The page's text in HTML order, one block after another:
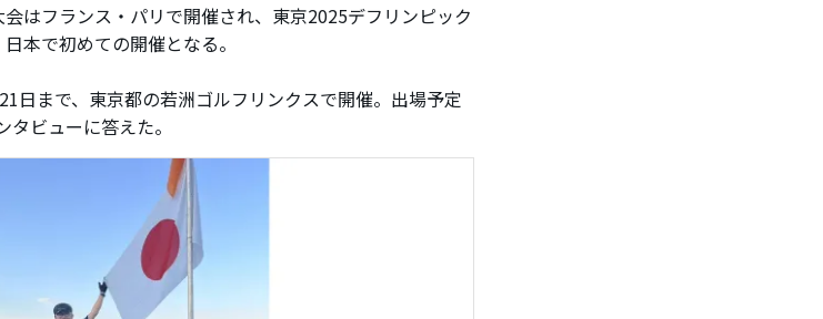
はフランス・パリで開催され、東京2025デフリンピック
本で初めての開催となる。
日まで、東京都の若洲ゴルフリンクスで開催。出場予定
ビューに答えた。